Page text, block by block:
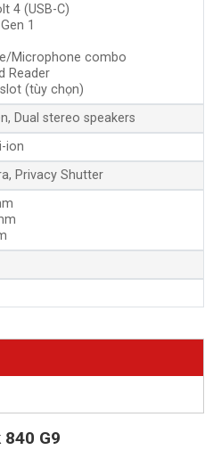
G9
4 (USB-C)
1
Microphone combo
Reader
(tùy chọn)
Dual stereo speakers
ion
Privacy Shutter